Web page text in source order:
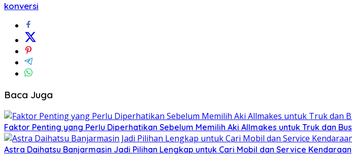
konversi
Baca Juga
Faktor Penting yang Perlu Diperhatikan Sebelum Memilih Aki Allmakes untuk Truk dan Bus
Astra Daihatsu Banjarmasin Jadi Pilihan Lengkap untuk Cari Mobil dan Service Kendaraan